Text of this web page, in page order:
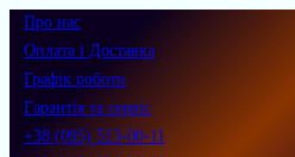
Про нас
Оплата і Доставка
Графік роботи
Гарантія та сервіс
+38 (095) 513-00-11